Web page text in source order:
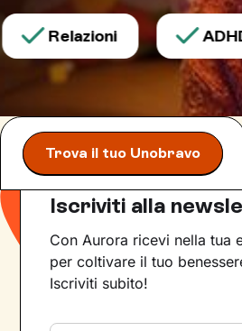
Relazioni ADHD
Trova il tuo Unobravo
Iscriviti alla
Con Aurora ricevi nella tua
per coltivare il tuo
Iscriviti subito!